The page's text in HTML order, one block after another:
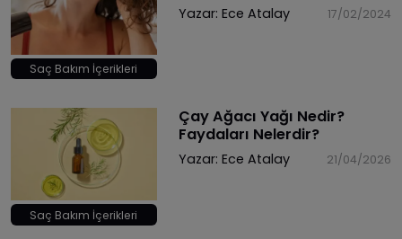
Saç Bakım İçerikleri
Yazar: Ece Atalay 17/02/2024
Saç Bakım İçerikleri
Çay Ağacı Yağı Nedir?
Faydaları Nelerdir?
Yazar: Ece Atalay 21/04/2026